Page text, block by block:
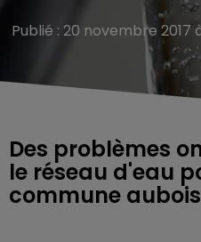
Publié : 20 novembre 2017
Des problèmes
le réseau d'eau
commune